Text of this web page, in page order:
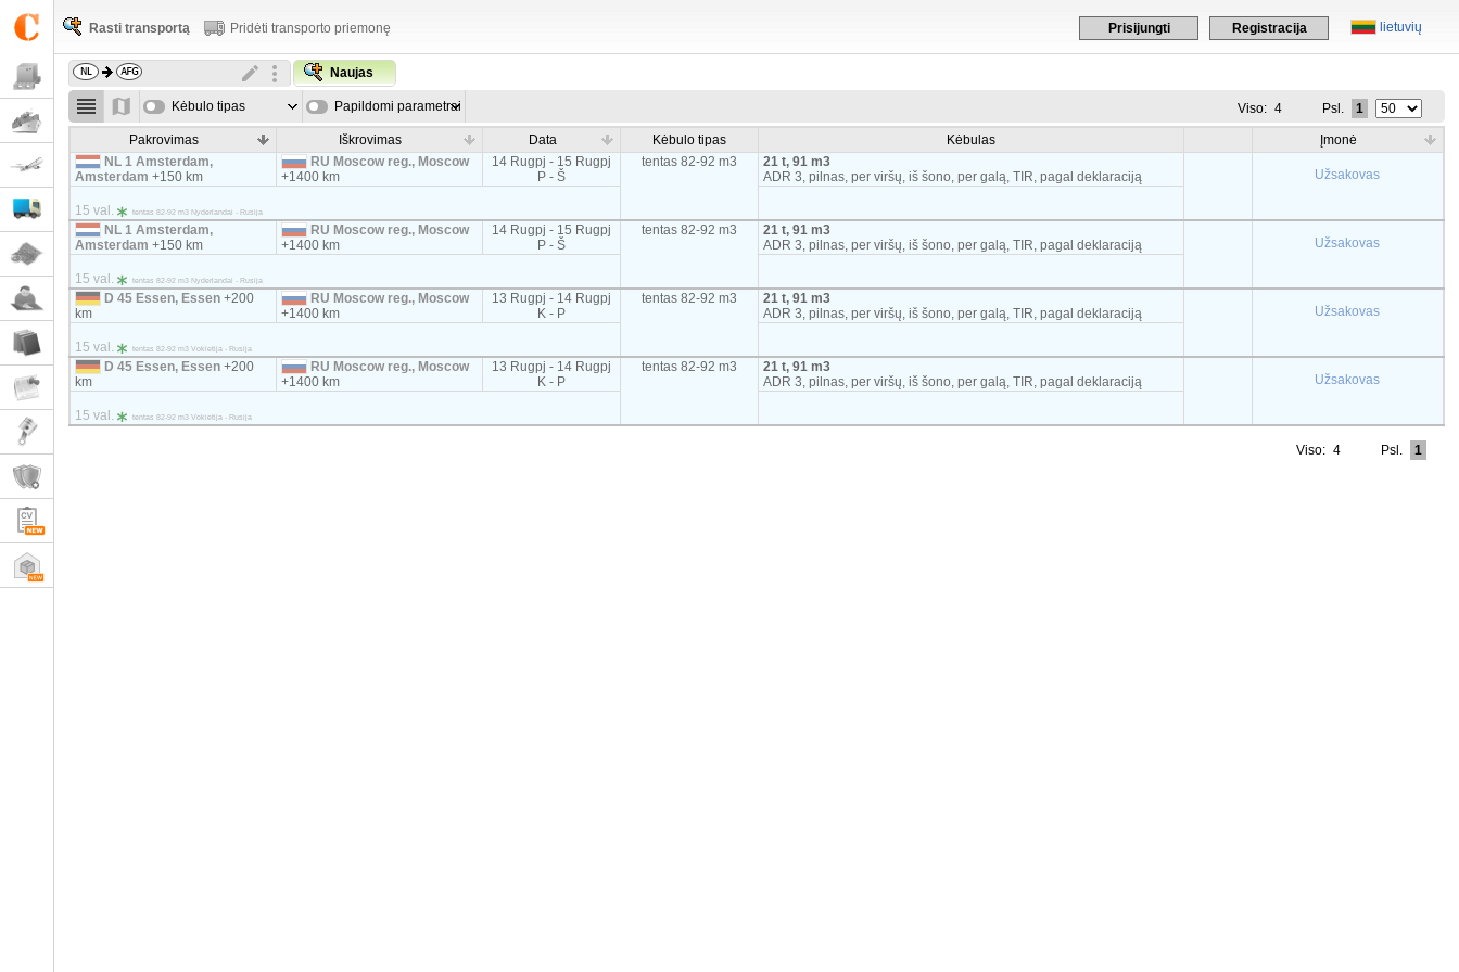
lietuvių
Prisijungti Registracija
Rasti transportą Pridėti transporto priemonę
Naujas
Kėbulo tipas Papildomi parametrai Viso: 4 Psl. 1
Pakrovimas Iškrovimas Data Kėbulo tipas Kėbulas
Įmonė
NL 1 Amsterdam,
Amsterdam +150 km
RU Moscow reg., Moscow
+1400 km
14 Rugpj - 15 Rugpj
P - Š
tentas 82-92 m3
21 t, 91 m3
ADR 3, pilnas, per viršų, iš šono, per galą, TIR, pagal deklaraciją
Užsakovas
15 val. tentas 82-92 m3 Nyderlandai - Rusija
NL 1 Amsterdam,
Amsterdam +150 km
RU Moscow reg., Moscow
+1400 km
14 Rugpj - 15 Rugpj
P - Š
tentas 82-92 m3
21 t, 91 m3
ADR 3, pilnas, per viršų, iš šono, per galą, TIR, pagal deklaraciją
Užsakovas
15 val. tentas 82-92 m3 Nyderlandai - Rusija
D 45 Essen, Essen +200
km
RU Moscow reg., Moscow
+1400 km
13 Rugpj - 14 Rugpj
K - P
tentas 82-92 m3
21 t, 91 m3
ADR 3, pilnas, per viršų, iš šono, per galą, TIR, pagal deklaraciją
Užsakovas
15 val. tentas 82-92 m3 Vokietija - Rusija
D 45 Essen, Essen +200
km
RU Moscow reg., Moscow
+1400 km
13 Rugpj - 14 Rugpj
K - P
tentas 82-92 m3
21 t, 91 m3
ADR 3, pilnas, per viršų, iš šono, per galą, TIR, pagal deklaraciją
Užsakovas
15 val. tentas 82-92 m3 Vokietija - Rusija
Viso: 4 Psl. 1